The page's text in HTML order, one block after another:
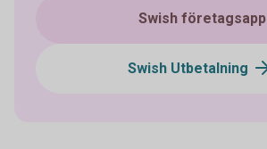
Swish företagsapp
Swish Utbetalning